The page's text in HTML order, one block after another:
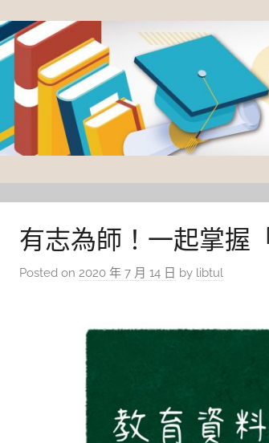
to
content
灣
有志為師！一起掌握
Posted on 2020 年 7 月 14 日 by libtul